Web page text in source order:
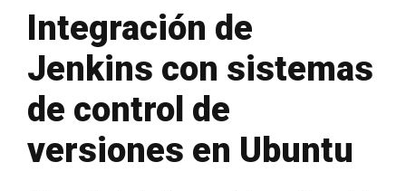
Integración de
Jenkins con sistemas
de control de
versiones en Ubuntu